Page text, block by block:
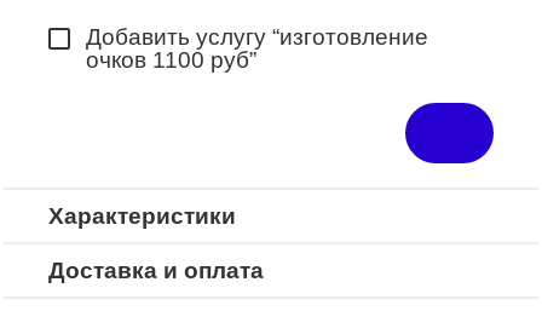
Добавить услугу “изготовление
очков 1100 руб”
Характеристики
Доставка и оплата